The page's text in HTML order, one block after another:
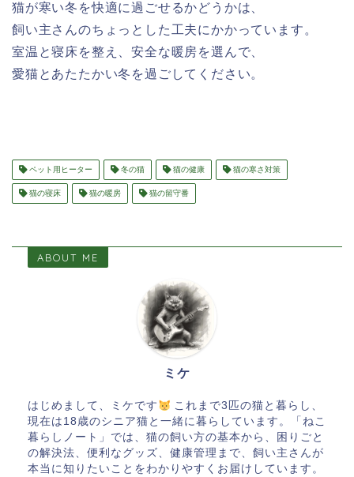
猫が寒い冬を快適に過ごせるかどうかは、
飼い主さんのちょっとした工夫にかかっています。
室温と寝床を整え、安全な暖房を選んで、
愛猫とあたたかい冬を過ごしてください。
ペット用ヒーター 冬の猫 猫の健康 猫の寒さ対策
猫の寝床 猫の暖房 猫の留守番
ABOUT ME
ミケ
はじめまして、ミケです
これまで3匹の猫と暮らし、
現在は18歳のシニア猫と一緒に暮らしています。「ねこ
暮らしノート」では、猫の飼い方の基本から、困りごと
の解決法、便利なグッズ、健康管理まで、飼い主さんが
本当に知りたいことをわかりやすくお届けしています。